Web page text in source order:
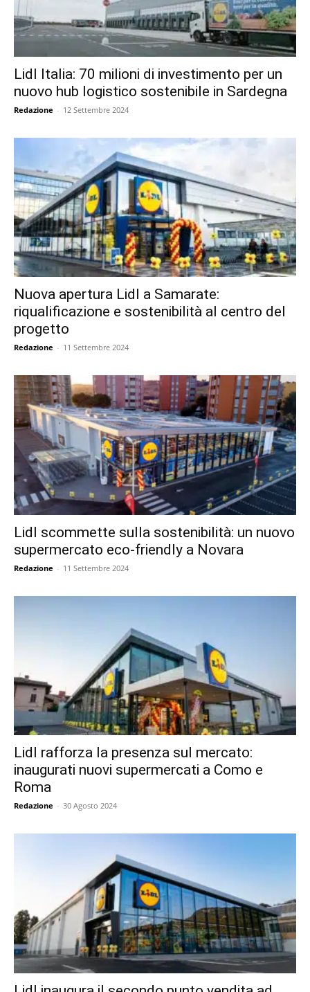
Lidl Italia: 70 milioni di investimento per un
nuovo hub logistico sostenibile in Sardegna
Redazione - 12 Settembre 2024
Nuova apertura Lidl a Samarate:
riqualificazione e sostenibilità al centro del
progetto
Redazione - 11 Settembre 2024
Lidl scommette sulla sostenibilità: un nuovo
supermercato eco-friendly a Novara
Redazione - 11 Settembre 2024
Lidl rafforza la presenza sul mercato:
inaugurati nuovi supermercati a Como e
Roma
Redazione - 30 Agosto 2024